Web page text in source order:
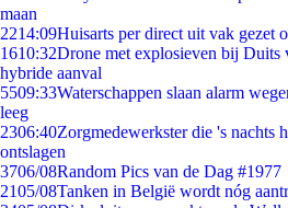
maan
2214:09Huisarts per direct uit vak gezet
1610:32Drone met explosieven bij Duits
hybride aanval
5509:33Waterschappen slaan alarm
leeg
2306:40Zorgmedewerkster die 's nachts
ontslagen
3706/08Random Pics van de Dag #1977
2105/08Tanken in België wordt nóg